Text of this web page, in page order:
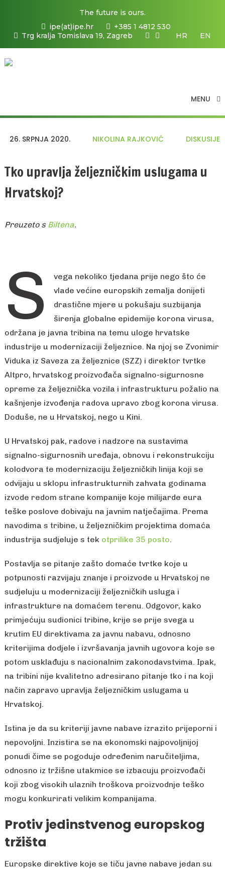
The future is ours.
ipe(at)ipe.hr
+385 1 4812 530
Trg kralja Tomislava 19, Zagreb
HR EN
MENU
26. SRPNJA 2020. NIKOLINA RAJKOVIĆ DISKUSIJE
Tko upravlja željezničkim uslugama u
Hrvatskoj?
Preuzeto s Biltena.
S
vega nekoliko tjedana prije nego što će
vlade većine europskih zemalja donijeti
drastične mjere u pokušaju suzbijanja
širenja globalne epidemije korona virusa,
održana je javna tribina na temu uloge hrvatske
industrije u modernizaciji željeznice. Na njoj se Zvonimir
Viduka iz Saveza za željeznice (SZZ) i direktor tvrtke
Altpro, hrvatskog proizvođača signalno-sigurnosne
opreme za željeznička vozila i infrastrukturu požalio na
kašnjenje izvođenja radova upravo zbog korona virusa.
Doduše, ne u Hrvatskoj, nego u Kini.
U Hrvatskoj pak, radove i nadzore na sustavima
signalno-sigurnosnih uređaja, obnovu i rekonstrukciju
kolodvora te modernizaciju željezničkih linija koji se
odvijaju u sklopu infrastrukturnih zahvata godinama
izvode redom strane kompanije koje milijarde eura
teške poslove dobivaju na javnim natječajima. Prema
navodima s tribine, u željezničkim projektima domaća
industrija sudjeluje s tek otprilike 35 posto.
Postavlja se pitanje zašto domaće tvrtke koje u
potpunosti razvijaju znanje i proizvode u Hrvatskoj ne
sudjeluju u modernizaciji željezničkih usluga i
infrastrukture na domaćem terenu. Odgovor, kako
primjećuju sudionici tribine, krije se prije svega u
krutim EU direktivama za javnu nabavu, odnosno
kriterijima dodjele i izvršavanja javnih ugovora koje se
potom usklađuju s nacionalnim zakonodavstvima. Ipak,
na tribini nije kvalitetno adresirano pitanje tko i na koji
način zapravo upravlja željezničkim uslugama u
Hrvatskoj.
Istina je da su kriteriji javne nabave izrazito prijeporni i
nepovoljni. Inzistira se na ekonomski najpovoljnijoj
ponudi čime se pogoduje određenim naručiteljima,
odnosno iz tržišne utakmice se izbacuju proizvođači
koji zbog visokih ulaznih troškova proizvodnje teško
mogu konkurirati velikim kompanijama.
Protiv jedinstvenog europskog
tržišta
Europske direktive koje se tiču javne nabave jedan su